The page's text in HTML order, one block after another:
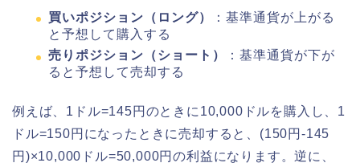
買いポジション（ロング）
：基準通貨が上がる
と予想して購入する
売りポジション（ショート）
：基準通貨が下が
ると予想して売却する
例えば、1ドル=145円のときに10,000ドルを購入し、1
ドル=150円になったときに売却すると、(150円-145
円)×10,000ドル=50,000円の利益になります。逆に、